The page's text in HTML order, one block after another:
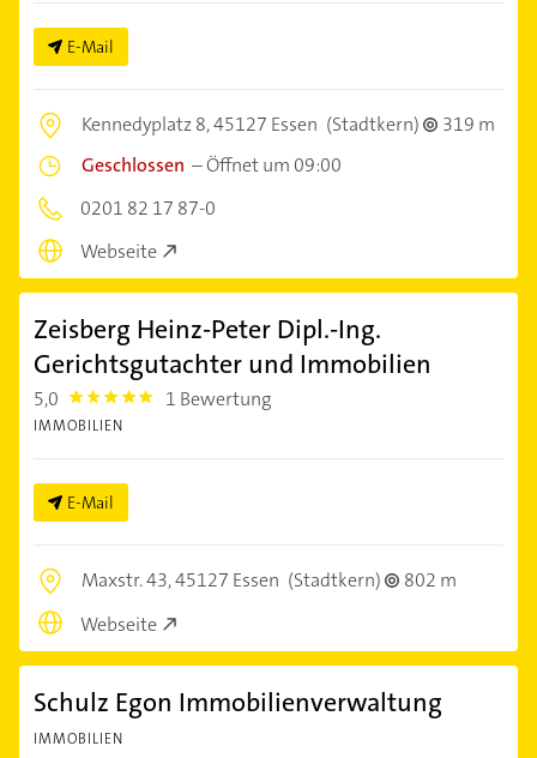
E-Mail
Kennedyplatz 8,45127 Essen (Stadtkern)
319 m
Geschlossen –Öffnet um 09:00
0201 82 17 87-0
Webseite
Zeisberg Heinz-Peter Dipl.-Ing.
Gerichtsgutachter und Immobilien
5,0 5.0 1 Bewertung
IMMOBILIEN
E-Mail
Maxstr. 43,45127 Essen (Stadtkern)
802 m
Webseite
Schulz Egon Immobilienverwaltung
IMMOBILIEN